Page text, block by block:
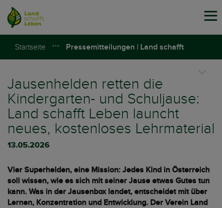
Startseite Pressemitteilungen | Land schafft
Jausenhelden retten die
Kindergarten- und Schuljause:
Land schafft Leben launcht
neues, kostenloses Lehrmaterial
13.05.2026
Vier Superhelden, eine Mission: Jedes Kind in Österreich
soll wissen, wie es sich mit seiner Jause etwas Gutes tun
kann. Was in der Jausenbox landet, entscheidet mit über
Lernen, Konzentration und Entwicklung. Der Verein Land